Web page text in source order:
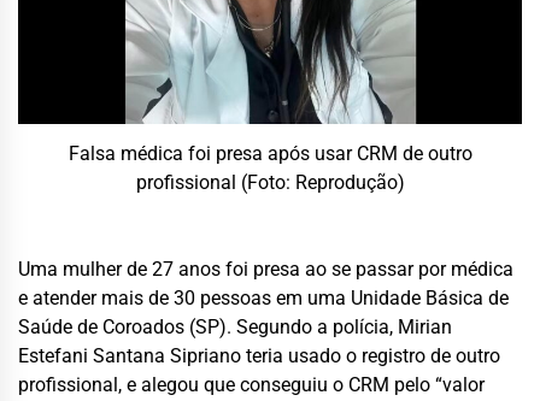
Falsa médica foi presa após usar CRM de outro
profissional (Foto: Reprodução)
Uma mulher de 27 anos foi presa ao se passar por médica
e atender mais de 30 pessoas em uma Unidade Básica de
Saúde de Coroados (SP). Segundo a polícia, Mirian
Estefani Santana Sipriano teria usado o registro de outro
profissional, e alegou que conseguiu o CRM pelo “valor